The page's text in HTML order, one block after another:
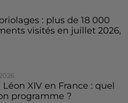
: plus de 18 000
visités en juillet 2026,
Léon XIV en France : quel
programme ?